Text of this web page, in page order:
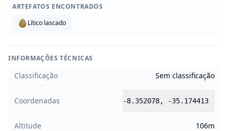
ARTEFATOS ENCONTRADOS
Lítico lascado
INFORMAÇÕES TÉCNICAS
Classificação Sem classificação
Coordenadas -8.352078, -35.174413
Altitude
106m